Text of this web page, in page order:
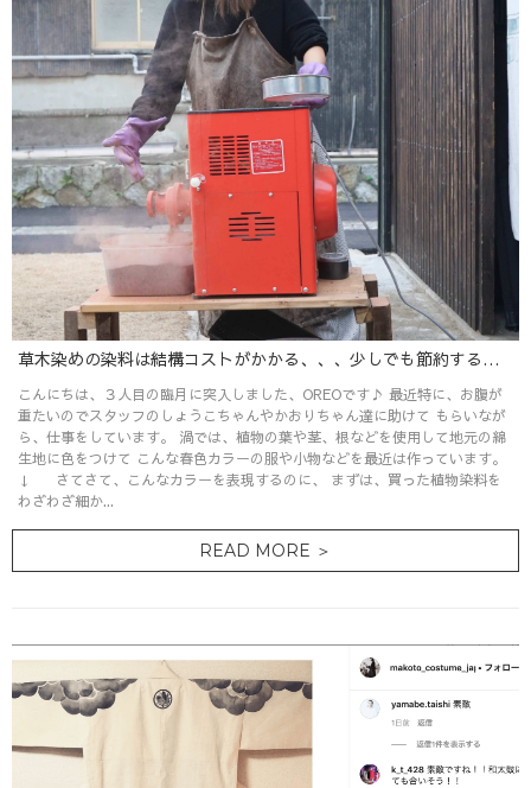
草木染めの染料は結構コストがかかる、、、少しでも節約するための一工夫をご紹介♪
こんにちは、３人目の臨月に突入しました、OREOです♪ 最近特に、お腹が
重たいのでスタッフのしょうこちゃんやかおりちゃん達に助けて もらいなが
ら、仕事をしています。 渦では、植物の葉や茎、根などを使用して地元の綿
生地に色をつけて こんな春色カラーの服や小物などを最近は作っています。
↓ さてさて、こんなカラーを表現するのに、 まずは、買った植物染料を
わざわざ細か...
READ MORE ＞